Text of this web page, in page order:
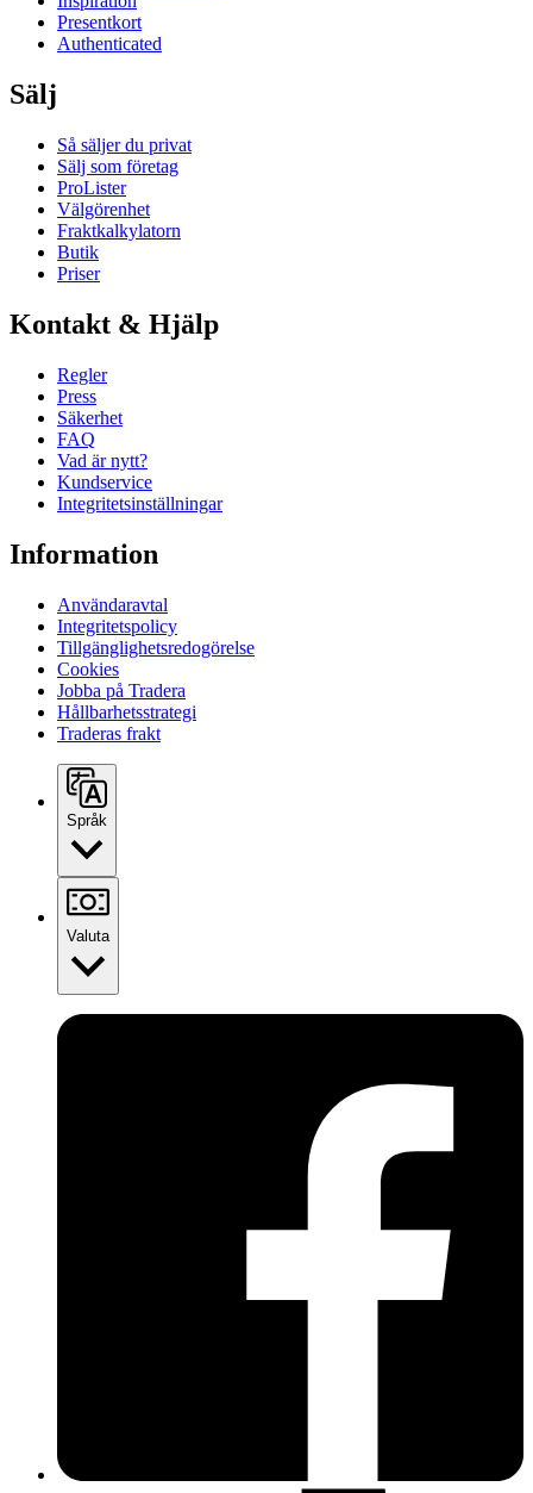
Presentkort
Authenticated
Sälj
Så säljer du privat
Sälj som företag
ProLister
Välgörenhet
Fraktkalkylatorn
Butik
Priser
Kontakt & Hjälp
Regler
Press
Säkerhet
FAQ
Vad är nytt?
Kundservice
Integritetsinställningar
Information
Användaravtal
Integritetspolicy
Tillgänglighetsredogörelse
Cookies
Jobba på Tradera
Hållbarhetsstrategi
Traderas frakt
Språk
Valuta